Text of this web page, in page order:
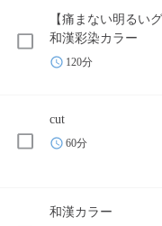
【痛まない明るい
和漢彩染カラー
120分
cut
60分
和漢カラー